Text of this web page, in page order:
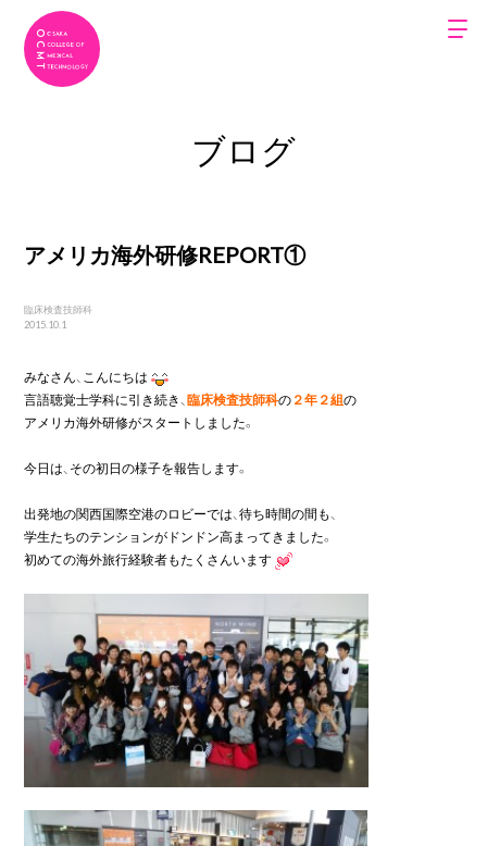
ブログ
アメリカ海外研修REPORT①
臨床検査技師科
2015.10.1
みなさん、こんにちは
言語聴覚士学科に引き続き、臨床検査技師科の２年２組の
アメリカ海外研修がスタートしました。
今日は、その初日の様子を報告します。
出発地の関西国際空港のロビーでは、待ち時間の間も、
学生たちのテンションがドンドン高まってきました。
初めての海外旅行経験者もたくさんいます